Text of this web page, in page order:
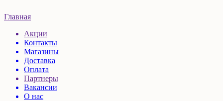
Главная
Акции
Контакты
Магазины
Доставка
Оплата
Партнеры
Вакансии
О нас